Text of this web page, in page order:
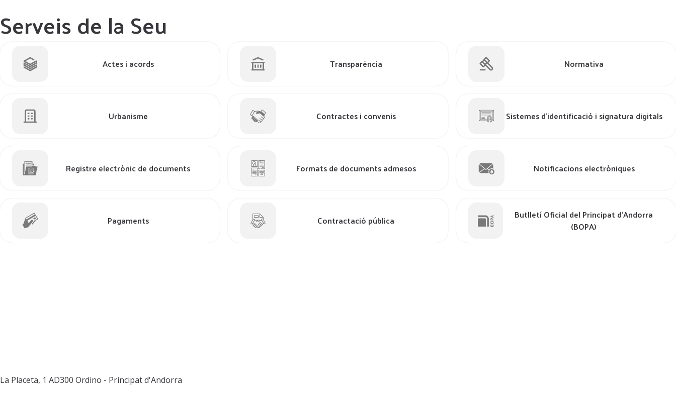
Serveis de la Seu
Actes i acords Transparència Normativa
Urbanisme Contractes i convenis Sistemes d'identificació i signatura digitals
Registre electrònic de documents Formats de documents admesos Notificacions electròniques
Pagaments Contractació pública
Butlletí Oficial del Principat d'Andorra
(BOPA)
La Placeta, 1 AD300 Ordino - Principat d'Andorra